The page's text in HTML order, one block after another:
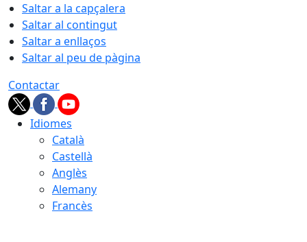
Saltar a la capçalera
Saltar al contingut
Saltar a enllaços
Saltar al peu de pàgina
Contactar
Idiomes
Català
Castellà
Anglès
Alemany
Francès